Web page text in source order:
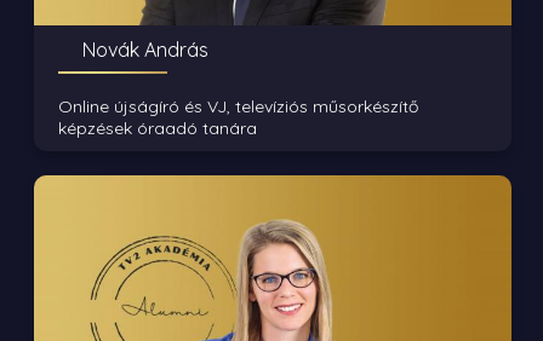
Novák András
Online újságíró és VJ, televíziós műsorkészítő
képzések óraadó tanára